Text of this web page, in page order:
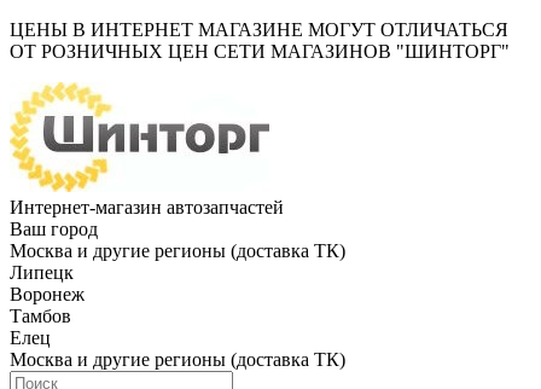
ЦЕНЫ В ИНТЕРНЕТ МАГАЗИНЕ МОГУТ ОТЛИЧАТЬСЯ
ОТ РОЗНИЧНЫХ ЦЕН СЕТИ МАГАЗИНОВ "ШИНТОРГ"
Интернет-магазин автозапчастей
Ваш город
Москва и другие регионы (доставка ТК)
Липецк
Воронеж
Тамбов
Елец
Москва и другие регионы (доставка ТК)